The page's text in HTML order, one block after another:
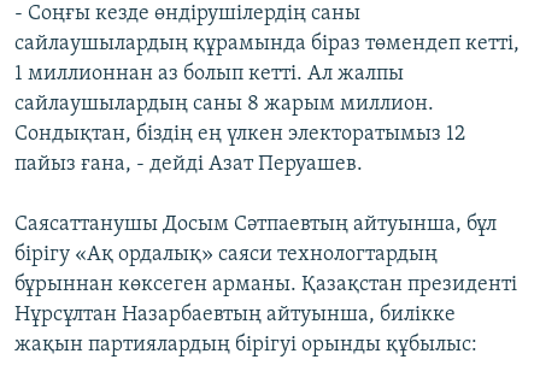
- Соңғы кезде өндірушілердің саны
сайлаушылардың құрамында біраз төмендеп кетті,
1 миллионнан аз болып кетті. Ал жалпы
сайлаушылардың саны 8 жарым миллион.
Сондықтан, біздің ең үлкен электоратымыз 12
пайыз ғана, - дейді Азат Перуашев.
Саясаттанушы Досым Сәтпаевтың айтуынша, бұл
бірігу «Ақ ордалық» саяси технологтардың
бұрыннан көксеген арманы. Қазақстан президенті
Нұрсұлтан Назарбаевтың айтуынша, билікке
жақын партиялардың бірігуі орынды құбылыс: